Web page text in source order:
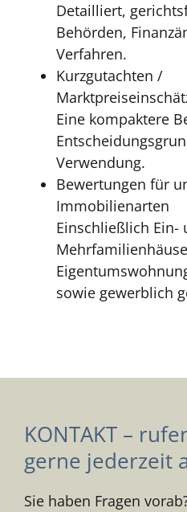
Detailliert,
Behörden,
Verfahren.
Kurzgutachten /
Eine kompaktere
Verwendung.
Bewertungen für
Immobilienarten
Einschließlich Ein-
sowie gewerblich
KONTAKT –
gerne jederzeit
Sie haben Fragen